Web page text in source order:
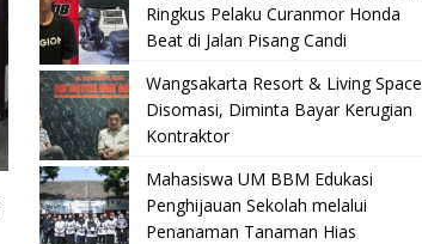
Ringkus Pelaku Curanmor Honda
Beat di Jalan Pisang Candi
Wangsakarta Resort & Living Space
Disomasi, Diminta Bayar Kerugian
Kontraktor
Mahasiswa UM BBM Edukasi
Penghijauan Sekolah melalui
Penanaman Tanaman Hias